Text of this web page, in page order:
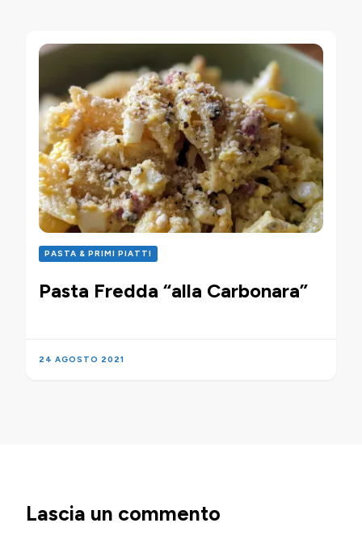
PASTA & PRIMI PIATTI
Pasta Fredda “alla Carbonara”
24 AGOSTO 2021
Lascia un commento